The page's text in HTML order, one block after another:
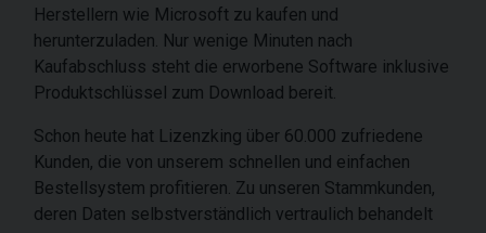
Herstellern wie Microsoft zu kaufen und
herunterzuladen. Nur wenige Minuten nach
Kaufabschluss steht die erworbene Software inklusive
Produktschlüssel zum Download bereit.
Schon heute hat Lizenzking über 60.000 zufriedene
Kunden, die von unserem schnellen und einfachen
Bestellsystem profitieren. Zu unseren Stammkunden,
deren Daten selbstverständlich vertraulich behandelt